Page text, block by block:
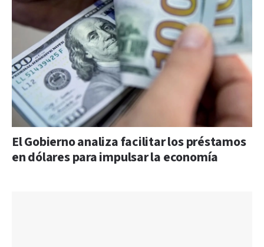
El Gobierno analiza facilitar los préstamos
en dólares para impulsar la economía